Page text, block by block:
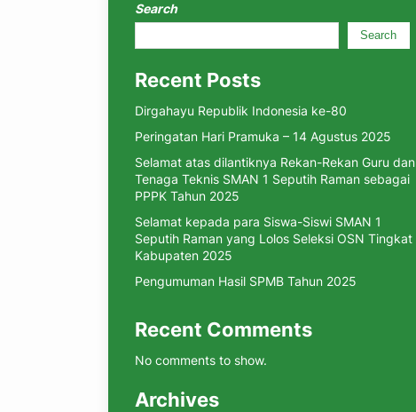
Search
Search
Recent Posts
Dirgahayu Republik Indonesia ke-80
Peringatan Hari Pramuka – 14 Agustus 2025
Selamat atas dilantiknya Rekan-Rekan Guru dan
Tenaga Teknis SMAN 1 Seputih Raman sebagai
PPPK Tahun 2025
Selamat kepada para Siswa-Siswi SMAN 1
Seputih Raman yang Lolos Seleksi OSN Tingkat
Kabupaten 2025
Pengumuman Hasil SPMB Tahun 2025
Recent Comments
No comments to show.
Archives